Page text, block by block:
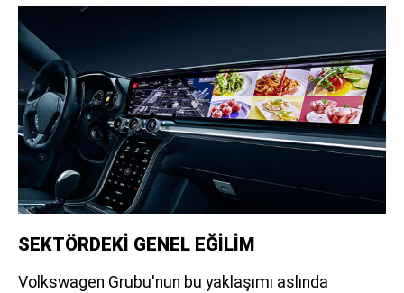
SEKTÖRDEKİ GENEL EĞİLİM
Volkswagen Grubu'nun bu yaklaşımı aslında